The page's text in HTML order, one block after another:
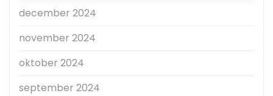
december 2024
november 2024
oktober 2024
september 2024